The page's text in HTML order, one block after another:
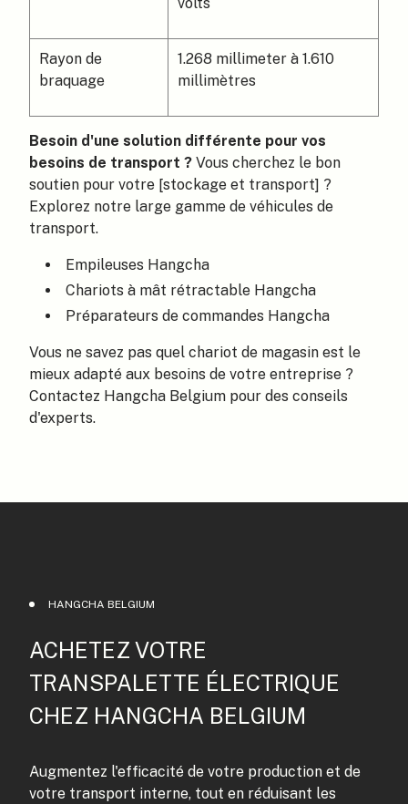
volts
Rayon de
braquage
1.268 millimeter à 1.610
millimètres
Besoin d'une solution différente pour vos
besoins de transport ? Vous cherchez le bon
soutien pour votre [stockage et transport] ?
Explorez notre large gamme de véhicules de
transport.
Empileuses Hangcha
Chariots à mât rétractable Hangcha
Préparateurs de commandes Hangcha
Vous ne savez pas quel chariot de magasin est le
mieux adapté aux besoins de votre entreprise ?
Contactez Hangcha Belgium pour des conseils
d'experts.
HANGCHA BELGIUM
ACHETEZ VOTRE
TRANSPALETTE ÉLECTRIQUE
CHEZ HANGCHA BELGIUM
Augmentez l'efficacité de votre production et de
votre transport interne, tout en réduisant les